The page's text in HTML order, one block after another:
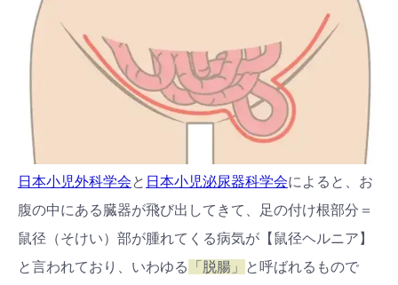
日本小児外科学会と 日本小児泌尿器科学会によると、お
腹の中にある臓器が飛び出してきて、足の付け根部分＝
鼠径（そけい）部が腫れてくる病気が【鼠径ヘルニア】
と言われており、いわゆる
「脱腸」
と呼ばれるもので